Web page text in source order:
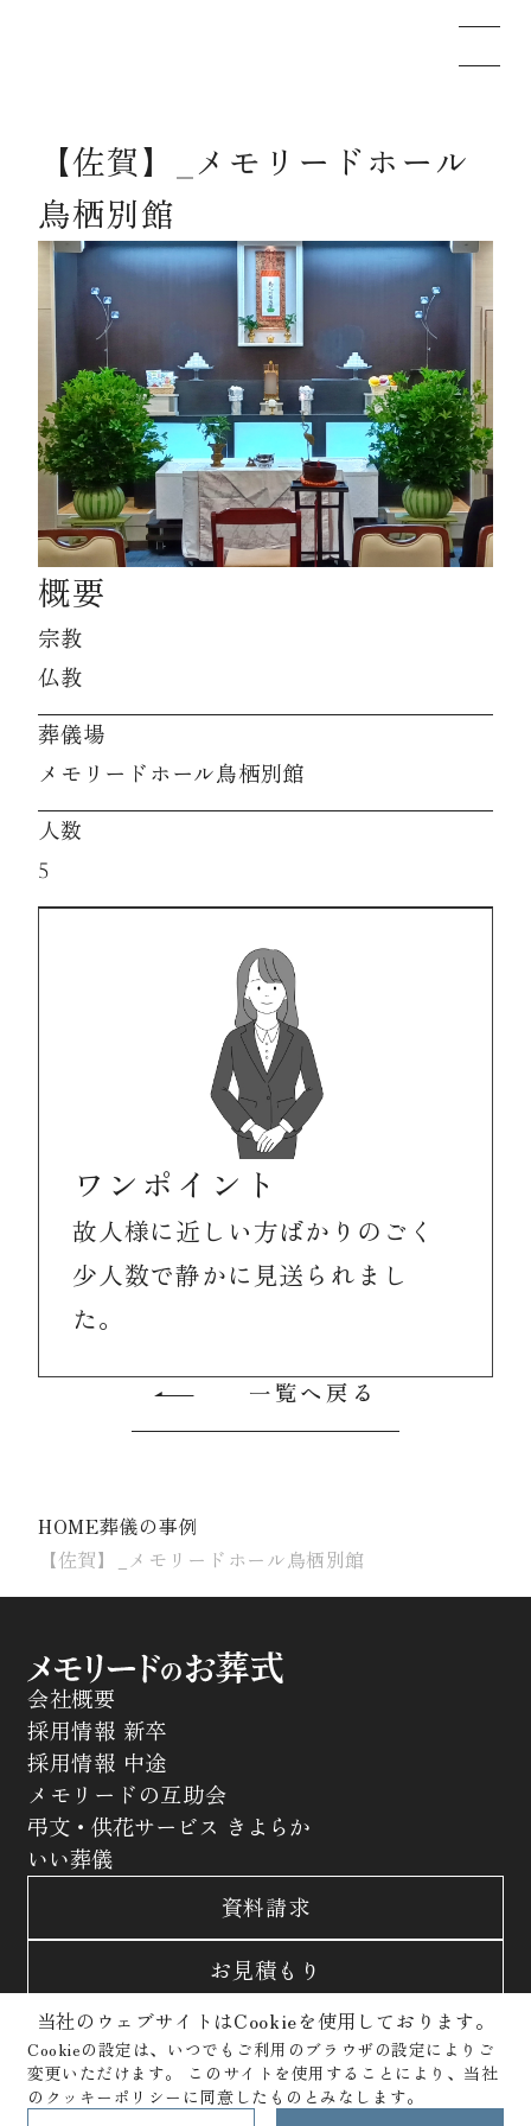
メモリードのお葬式について
葬儀の流れ
事例
施設案内
お知らせ
資料請求
お見積もり
お問合わせ
【佐賀】_メモリードホール
鳥栖別館
概要
宗教
仏教
葬儀場
メモリードホール鳥栖別館
人数
5
ワンポイント
故人様に近しい方ばかりのごく
少人数で静かに見送られまし
た。
一覧へ戻る
HOME葬儀の事例
【佐賀】_メモリードホール鳥栖別館
会社概要
採用情報 新卒
採用情報 中途
メモリードの互助会
弔文・供花サービス きよらか
いい葬儀
資料請求
お見積もり
お問合わせ
サイトポリシー
プライバシーポリシー
クッキーポリシー
当社のウェブサイトはCookieを使用しております。
Cookieの設定は、いつでもご利用のブラウザの設定によりご
変更いただけます。
このサイトを使用することにより、当社
のクッキーポリシーに同意したものとみなします。